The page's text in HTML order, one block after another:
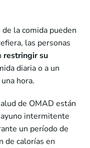
la comida pueden
las personas
restringir su
diaria o a un
hora.
de OMAD están
intermitente
un período de
de calorías en